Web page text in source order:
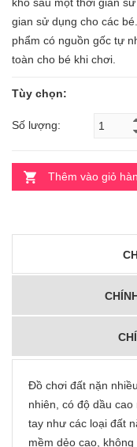
gian sử dụng cho các
phẩm có nguồn gốc tự
toàn cho bé khi chơi.
Tùy chọn:
Số lượng:
Thêm vào giỏ
Đồ chơi đất nặn
nhiên, có độ dầu
tay như các loại đất
mềm dẻo cao,